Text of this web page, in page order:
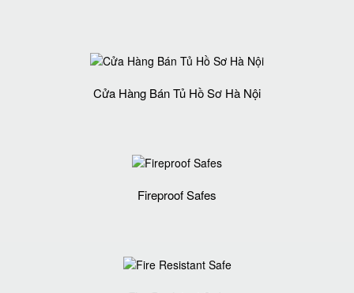
Cửa Hàng Bán Tủ Hồ Sơ Hà Nội
Fireproof Safes